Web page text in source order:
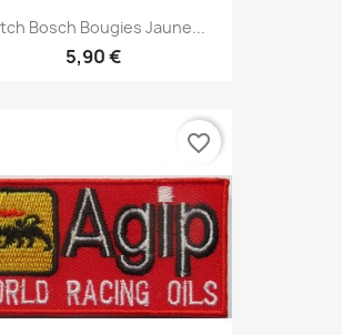
Bosch Bougies Jaune...
5,90 €
favorite_border